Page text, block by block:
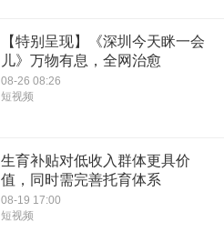
【特别呈现】《深圳今天眯一会
儿》万物有息，全网治愈
08-26 08:26
短视频
生育补贴对低收入群体更具价
值，同时需完善托育体系
08-19 17:00
短视频